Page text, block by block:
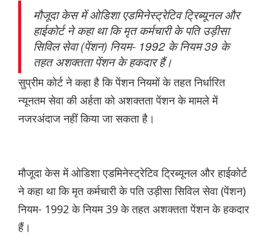
मौजूदा केस में ओडिशा एडमिनेस्ट्रेटिव ट्रिब्यूनल और
हाईकोर्ट ने कहा था कि मृत कर्मचारी के पति उड़ीसा
सिविल सेवा (पेंशन) नियम- 1992 के नियम 39 के
तहत अशक्तता पेंशन के हकदार हैं।
सुप्रीम कोर्ट ने कहा है कि पेंशन नियमों के तहत निर्धारित
न्यूनतम सेवा की अर्हता को अशक्तता पेंशन के मामले में
नजरअंदाज नहीं किया जा सकता है।
मौजूदा केस में ओडिशा एडमिनेस्ट्रेटिव ट्रिब्यूनल और हाईकोर्ट
ने कहा था कि मृत कर्मचारी के पति उड़ीसा सिविल सेवा (पेंशन)
नियम- 1992 के नियम 39 के तहत अशक्तता पेंशन के हकदार
हैं।